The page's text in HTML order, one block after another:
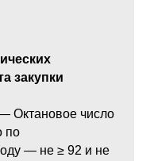
закупки
Октановое число
по
— не ≥ 92 и не